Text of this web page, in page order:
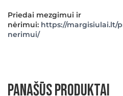
Priedai mezgimui ir
nėrimui: https://margisiulai.lt/
nerimui/
Panašūs produktai